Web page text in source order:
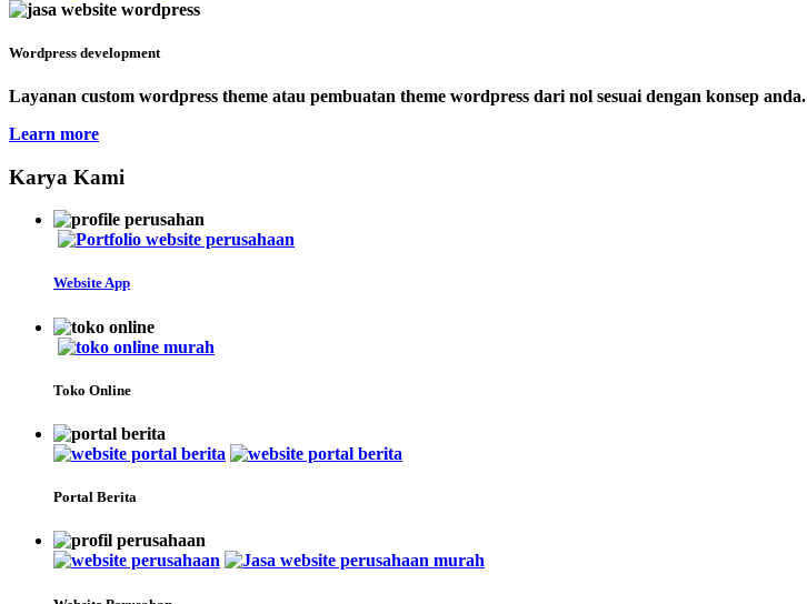
Wordpress development
Layanan custom wordpress theme atau pembuatan theme wordpress dari nol sesuai dengan konsep anda.
Learn more
Karya Kami
Website App
Toko Online
Portal Berita